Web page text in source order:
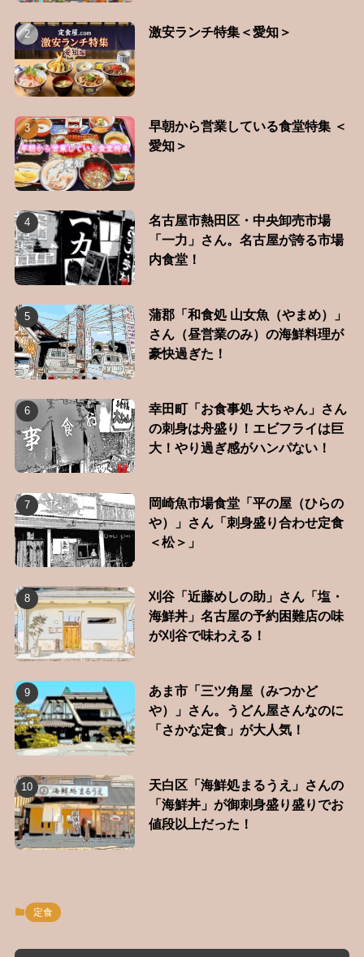
激安ランチ特集＜愛知＞
早朝から営業している食堂特集 ＜
愛知＞
名古屋市熱田区・中央卸売市場
「一力」さん。名古屋が誇る市場
内食堂！
蒲郡「和食処 山女魚（やまめ）」
さん（昼営業のみ）の海鮮料理が
豪快過ぎた！
幸田町「お食事処 大ちゃん」さん
の刺身は舟盛り！エビフライは巨
大！やり過ぎ感がハンパない！
岡崎魚市場食堂「平の屋（ひらの
や）」さん「刺身盛り合わせ定食
＜松＞」
刈谷「近藤めしの助」さん「塩・
海鮮丼」名古屋の予約困難店の味
が刈谷で味わえる！
あま市「三ツ角屋（みつかど
や）」さん。うどん屋さんなのに
「さかな定食」が大人気！
天白区「海鮮処まるうえ」さんの
「海鮮丼」が御刺身盛り盛りでお
値段以上だった！
定食